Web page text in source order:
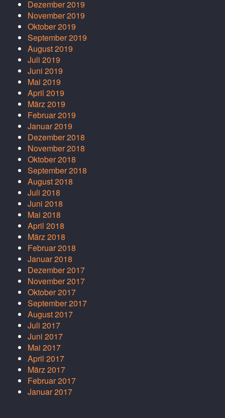
Dezember 2019
November 2019
Oktober 2019
September 2019
August 2019
Juli 2019
Juni 2019
Mai 2019
April 2019
März 2019
Februar 2019
Januar 2019
Dezember 2018
November 2018
Oktober 2018
September 2018
August 2018
Juli 2018
Juni 2018
Mai 2018
April 2018
März 2018
Februar 2018
Januar 2018
Dezember 2017
November 2017
Oktober 2017
September 2017
August 2017
Juli 2017
Juni 2017
Mai 2017
April 2017
März 2017
Februar 2017
Januar 2017